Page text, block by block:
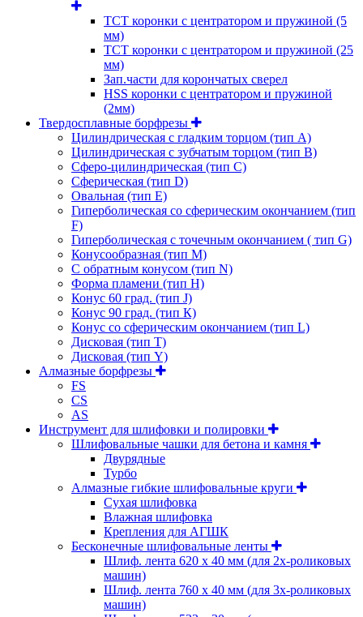
ТСТ коронки с центратором и пружиной (5
мм)
ТСТ коронки с центратором и пружиной (25
мм)
Зап.части для корончатых сверел
HSS коронки с центратором и пружиной
(2мм)
Твердосплавные борфрезы
Цилиндрическая с гладким торцом (тип А)
Цилиндрическая с зубчатым торцом (тип В)
Сферо-цилиндрическая (тип С)
Сферическая (тип D)
Овальная (тип Е)
Гиперболическая со сферическим окончанием (тип
F)
Гиперболическая с точечным окончанием ( тип G)
Конусообразная (тип М)
C обратным конусом (тип N)
Форма пламени (тип H)
Конус 60 град. (тип J)
Конус 90 град. (тип К)
Конус со сферическим окончанием (тип L)
Дисковая (тип Т)
Дисковая (тип Y)
Алмазные борфрезы
FS
CS
AS
Инструмент для шлифовки и полировки
Шлифовальные чашки для бетона и камня
Двурядные
Турбо
Алмазные гибкие шлифовальные круги
Cухая шлифовка
Влажная шлифовка
Крепления для АГШК
Бесконечные шлифовальные ленты
Шлиф. лента 620 х 40 мм (для 2х-роликовых
машин)
Шлиф. лента 760 х 40 мм (для 3х-роликовых
машин)